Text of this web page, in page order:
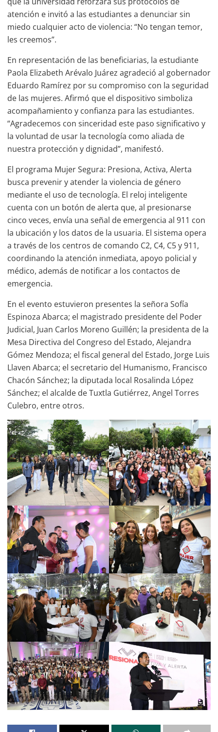
atención e invitó a las estudiantes a denunciar sin
miedo cualquier acto de violencia: “No tengan temor,
les creemos”.
En representación de las beneficiarias, la estudiante
Paola Elizabeth Arévalo Juárez agradeció al gobernador
Eduardo Ramírez por su compromiso con la seguridad
de las mujeres. Afirmó que el dispositivo simboliza
acompañamiento y confianza para las estudiantes.
“Agradecemos con sinceridad este paso significativo y
la voluntad de usar la tecnología como aliada de
nuestra protección y dignidad”, manifestó.
El programa Mujer Segura: Presiona, Activa, Alerta
busca prevenir y atender la violencia de género
mediante el uso de tecnología. El reloj inteligente
cuenta con un botón de alerta que, al presionarse
cinco veces, envía una señal de emergencia al 911 con
la ubicación y los datos de la usuaria. El sistema opera
a través de los centros de comando C2, C4, C5 y 911,
coordinando la atención inmediata, apoyo policial y
médico, además de notificar a los contactos de
emergencia.
En el evento estuvieron presentes la señora Sofía
Espinoza Abarca; el magistrado presidente del Poder
Judicial, Juan Carlos Moreno Guillén; la presidenta de la
Mesa Directiva del Congreso del Estado, Alejandra
Gómez Mendoza; el fiscal general del Estado, Jorge Luis
Llaven Abarca; el secretario del Humanismo, Francisco
Chacón Sánchez; la diputada local Rosalinda López
Sánchez; el alcalde de Tuxtla Gutiérrez, Angel Torres
Culebro, entre otros.